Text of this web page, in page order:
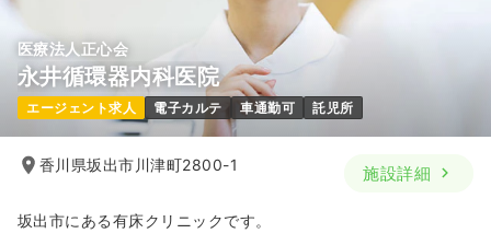
3交代（常勤）
給与 28.5〜29.3万円/月 賞与79.4〜82.3万円
※一例
時間 8:30～17:00
（休憩60分）
気になる
医療法人正心会
永井循環器内科医院
エージェント求人 電子カルテ 車通勤可 託児所
香川県坂出市川津町2800-1 施設詳細
坂出市にある有床クリニックです。